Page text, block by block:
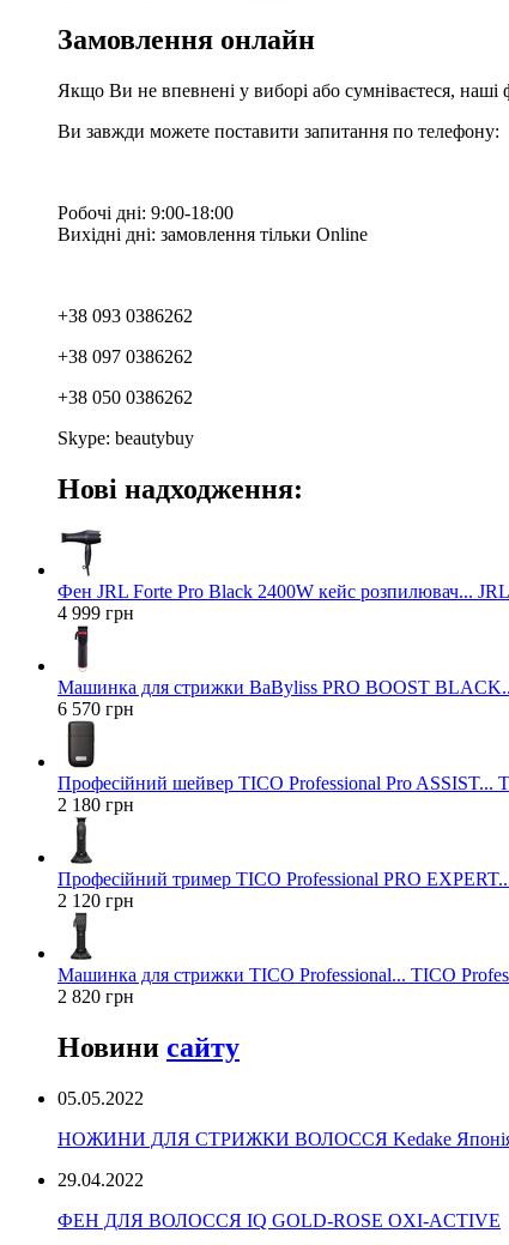
Замовлення онлайн
Якщо Ви не впевнені у виборі або сумніваєтеся,
Ви завжди можете поставити запитання по телефону:
Робочі дні: 9:00-18:00
Вихідні дні: замовлення тільки Online
+38 093 0386262
+38 097 0386262
+38 050 0386262
Skype: beautybuy
Нові надходження:
Фен JRL Forte Pro Black 2400W кейс розпилювач...
4 999 грн
Машинка для стрижки BaByliss PRO BOOST
6 570 грн
Професійний шейвер TICO Professional Pro ASSIST...
2 180 грн
Професійний тример TICO Professional PRO
2 120 грн
Машинка для стрижки TICO Professional... TICO
2 820 грн
Новини сайту
05.05.2022
НОЖИНИ ДЛЯ СТРИЖКИ ВОЛОССЯ Kedake
29.04.2022
ФЕН ДЛЯ ВОЛОССЯ IQ GOLD-ROSE OXI-ACTIVE